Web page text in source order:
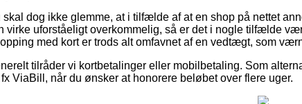
skal dog ikke glemme, at i tilfælde af at en shop på nettet
virke uforståeligt overkommelig, så er det i nogle tilfælde
med kort er trods alt omfavnet af en vedtægt, som
tilråder vi kortbetalinger eller mobilbetaling. Som
ViaBill, når du ønsker at honorere beløbet over flere uger.